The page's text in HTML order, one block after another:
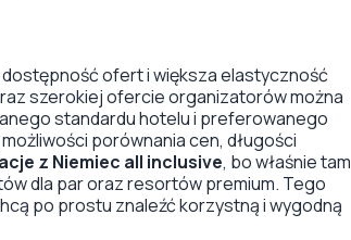
dostępność ofert i większa elastyczność
szerokiej ofercie organizatorów można
standardu hotelu i preferowanego
porównania cen, długości
z Niemiec all inclusive, bo właśnie tam
dla par oraz resortów premium. Tego
po prostu znaleźć korzystną i wygodną